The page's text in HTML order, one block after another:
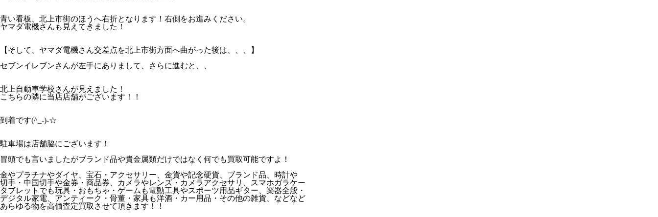
青い看板、北上市街のほうへ右折となります！右側をお進みください。
ヤマダ電機さんも見えてきました！
【そして、ヤマダ電機さん交差点を北上市街方面へ曲がった後は、、、】
セブンイレブンさんが左手にありまして、さらに進むと、、
北上自動車学校さんが見えました！
こちらの隣に当店店舗がございます！！
到着です(^_-)-☆
駐車場は店舗脇にございます！
冒頭でも言いましたがブランド品や貴金属類だけではなく何でも買取可能ですよ！
金やプラチナやダイヤ、宝石・アクセサリー、金貨や記念硬貨、ブランド品、時計や
切手・中国切手や金券・商品券、カメラやレンズ・カメラアクセサリ、スマホガラケー
タブレットでも玩具・おもちゃ・ゲームも電動工具やスポーツ用品ギター、楽器全般・
デジタル家電、アンティーク・骨董・家具も洋酒・カー用品・その他の雑貨、などなど
あらゆる物を高価査定買取させて頂きます！！